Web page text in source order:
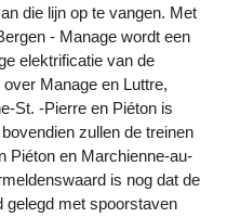
die lijn op te vangen. Met
- Manage wordt een
elektrificatie van de
Manage en Luttre,
St. -Pierre en Piéton is
zullen de treinen
Piéton en Marchienne-au-
is nog dat de
gelegd met spoorstaven